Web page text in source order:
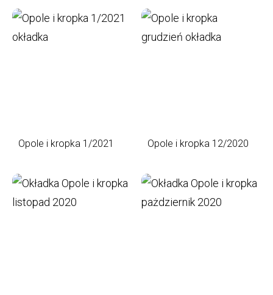
Opole i kropka 1/2021 Opole i kropka 12/2020